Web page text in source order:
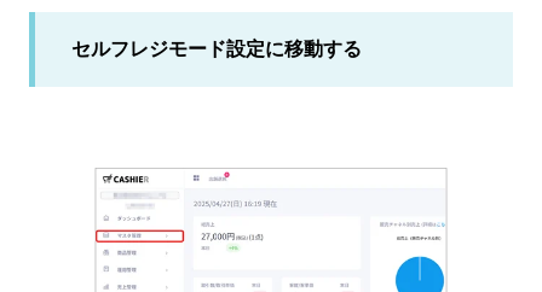
セルフレジモード設定に移動する